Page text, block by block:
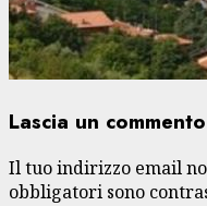
Lascia un commento
Il tuo indirizzo email
obbligatori sono